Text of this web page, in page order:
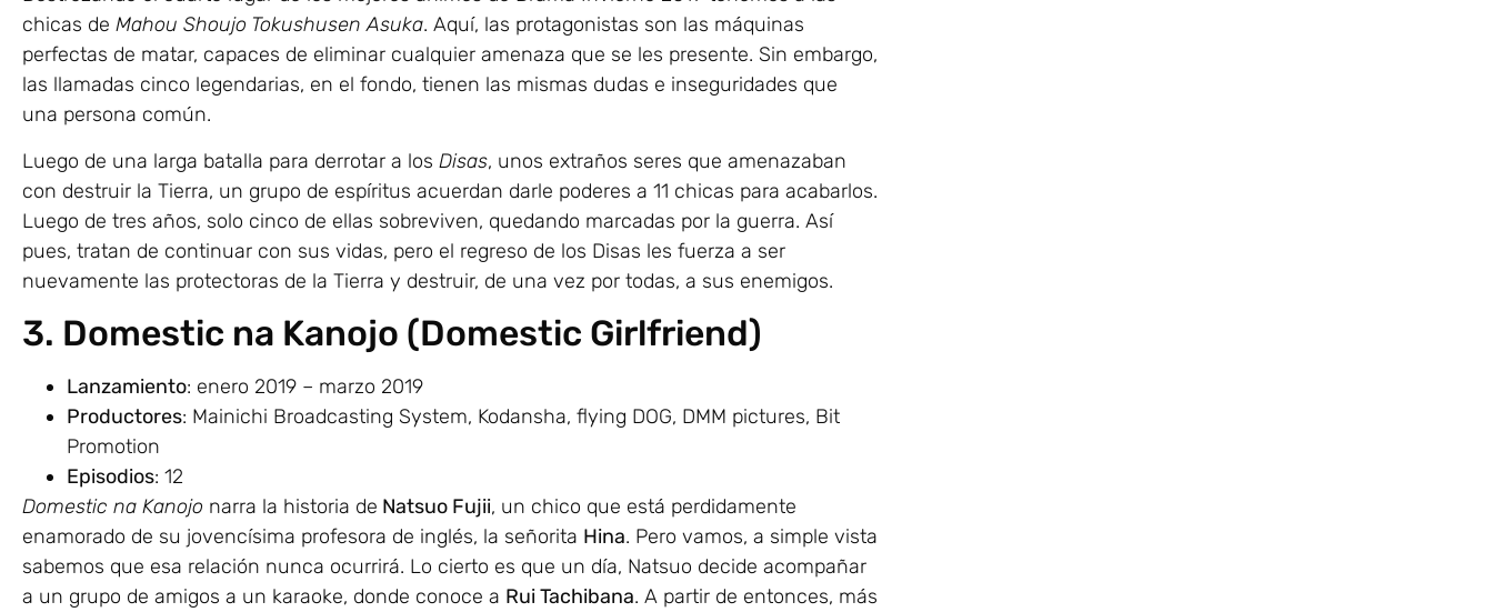
chicas de Mahou Shoujo Tokushusen Asuka. Aquí, las protagonistas son las máquinas
perfectas de matar, capaces de eliminar cualquier amenaza que se les presente. Sin embargo,
las llamadas cinco legendarias, en el fondo, tienen las mismas dudas e inseguridades que
una persona común.
Luego de una larga batalla para derrotar a los Disas, unos extraños seres que amenazaban
con destruir la Tierra, un grupo de espíritus acuerdan darle poderes a 11 chicas para acabarlos.
Luego de tres años, solo cinco de ellas sobreviven, quedando marcadas por la guerra. Así
pues, tratan de continuar con sus vidas, pero el regreso de los Disas les fuerza a ser
nuevamente las protectoras de la Tierra y destruir, de una vez por todas, a sus enemigos.
3. Domestic na Kanojo (Domestic Girlfriend)
Lanzamiento: enero 2019 – marzo 2019
Productores: Mainichi Broadcasting System, Kodansha, flying DOG, DMM pictures, Bit
Promotion
Episodios: 12
Domestic na Kanojo narra la historia de Natsuo Fujii, un chico que está perdidamente
enamorado de su jovencísima profesora de inglés, la señorita Hina. Pero vamos, a simple vista
sabemos que esa relación nunca ocurrirá. Lo cierto es que un día, Natsuo decide acompañar
a un grupo de amigos a un karaoke, donde conoce a Rui Tachibana. A partir de entonces, más